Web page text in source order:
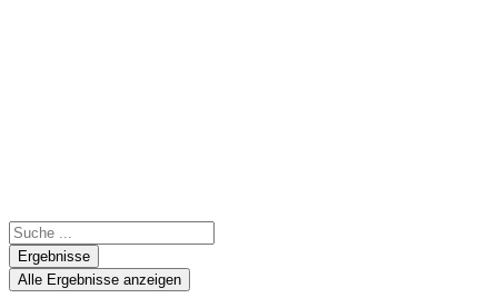
Search
...Ergebnisse
Alle Ergebnisse anzeigen